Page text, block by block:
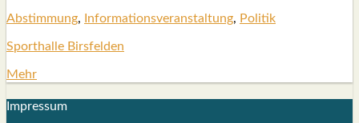
Abstim­mung, Infor­ma­ti­ons­ver­an­stal­tung, Poli­tik
Sport­hal­le Birs­fel­den
Mehr
Impres­sum